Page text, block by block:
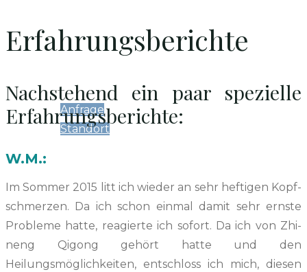
Anfrage
Standort
Archiv
Erfahrungsberichte
Nachstehend ein paar spezielle
Erfahrungsberichte:
W.M.:
Im Som­mer 2015 litt ich wieder an sehr hefti­gen Kopf­
schmerzen. Da ich schon ein­mal damit sehr ern­ste
Prob­leme hat­te, reagierte ich sofort. Da ich von Zhi­
neng Qigong gehört hat­te und den
Heilungsmöglichkeit­en, entschloss ich mich, diesen